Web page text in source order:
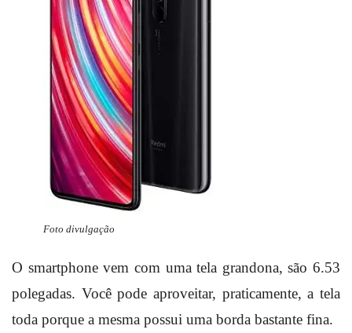
Foto divulgação
O smartphone vem com uma tela grandona, são 6.53
polegadas. Você pode aproveitar, praticamente, a tela
toda porque a mesma possui uma borda bastante fina.